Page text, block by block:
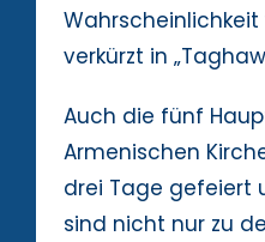
verkürzt in
Auch die fünf
Armenischen
drei Tage gefeiert
sind nicht nur zu